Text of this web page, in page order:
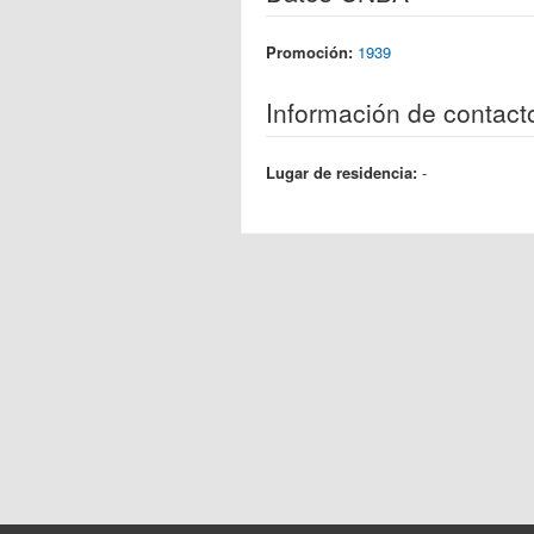
Promoción: 1939
Información de
Lugar de residencia: -